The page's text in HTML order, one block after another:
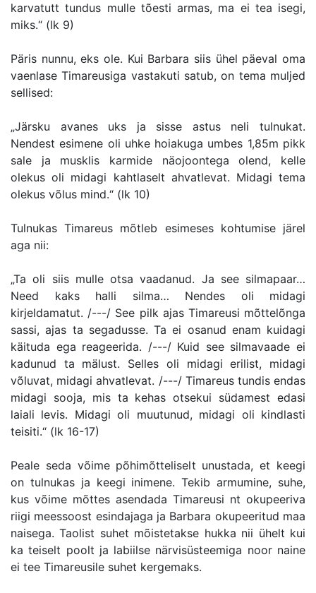
karvatutt tundus mulle tõesti armas, ma ei tea isegi,
miks.“ (lk 9)
Päris nunnu, eks ole. Kui Barbara siis ühel päeval oma
vaenlase Timareusiga vastakuti satub, on tema muljed
sellised:
„Järsku avanes uks ja sisse astus neli tulnukat.
Nendest esimene oli uhke hoiakuga umbes 1,85m pikk
sale ja musklis karmide näojoontega olend, kelle
olekus oli midagi kahtlaselt ahvatlevat. Midagi tema
olekus võlus mind.“ (lk 10)
Tulnukas Timareus mõtleb esimeses kohtumise järel
aga nii:
„Ta oli siis mulle otsa vaadanud. Ja see silmapaar…
Need kaks halli silma… Nendes oli midagi
kirjeldamatut. /---/ See pilk ajas Timareusi mõttelõnga
sassi, ajas ta segadusse. Ta ei osanud enam kuidagi
käituda ega reageerida. /---/ Kuid see silmavaade ei
kadunud ta mälust. Selles oli midagi erilist, midagi
võluvat, midagi ahvatlevat. /---/ Timareus tundis endas
midagi sooja, mis ta kehas otsekui südamest edasi
laiali levis. Midagi oli muutunud, midagi oli kindlasti
teisiti.“ (lk 16-17)
Peale seda võime põhimõtteliselt unustada, et keegi
on tulnukas ja keegi inimene. Tekib armumine, suhe,
kus võime mõttes asendada Timareusi nt okupeeriva
riigi meessoost esindajaga ja Barbara okupeeritud maa
naisega. Taolist suhet mõistetakse hukka nii ühelt kui
ka teiselt poolt ja labiilse närvisüsteemiga noor naine
ei tee Timareusile suhet kergemaks.